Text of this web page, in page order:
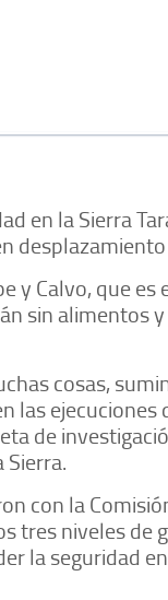
en la Sierra
y Calvo, que es
sin alimentos
cosas,
las
de
con la
tres niveles de
la seguridad